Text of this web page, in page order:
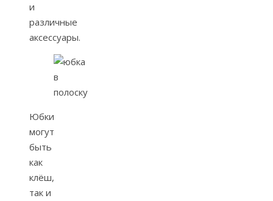
и
различные
аксессуары.
Юбки
могут
быть
как
клёш,
так и